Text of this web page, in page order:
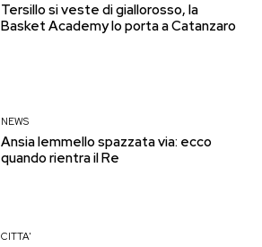
Tersillo si veste di giallorosso, la
Basket Academy lo porta a Catanzaro
NEWS
Ansia Iemmello spazzata via: ecco
quando rientra il Re
CITTA'